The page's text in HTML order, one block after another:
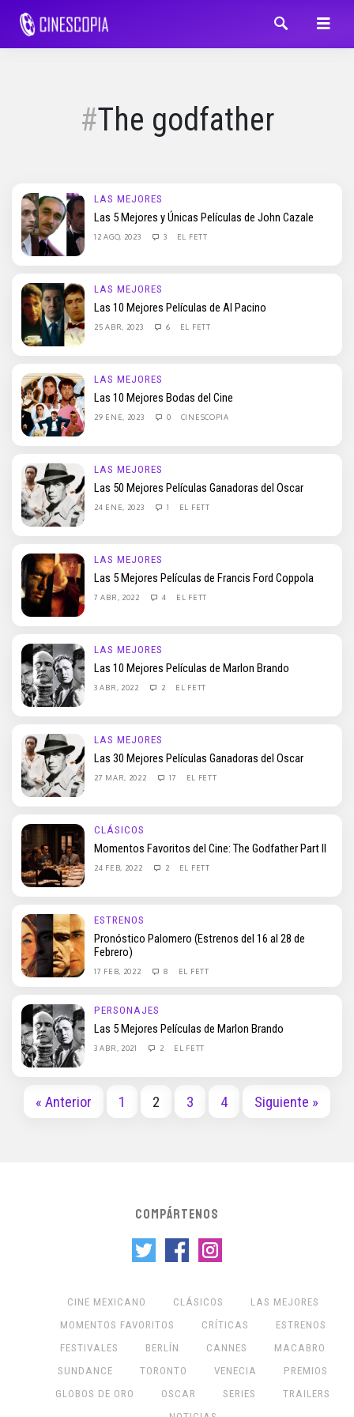
The godfather
LAS MEJORES
Las 5 Mejores y Únicas Películas de John Cazale
12 AGO, 2023 3 EL FETT
LAS MEJORES
Las 10 Mejores Películas de Al Pacino
25 ABR, 2023 6 EL FETT
LAS MEJORES
Las 10 Mejores Bodas del Cine
29 ENE, 2023 0 CINESCOPIA
LAS MEJORES
Las 50 Mejores Películas Ganadoras del Oscar
24 ENE, 2023 1 EL FETT
LAS MEJORES
Las 5 Mejores Películas de Francis Ford Coppola
7 ABR, 2022 4 EL FETT
LAS MEJORES
Las 10 Mejores Películas de Marlon Brando
3 ABR, 2022 2 EL FETT
LAS MEJORES
Las 30 Mejores Películas Ganadoras del Oscar
27 MAR, 2022 17 EL FETT
CLÁSICOS
Momentos Favoritos del Cine: The Godfather Part II
24 FEB, 2022 2 EL FETT
ESTRENOS
Pronóstico Palomero (Estrenos del 16 al 28 de
Febrero)
17 FEB, 2022 8 EL FETT
PERSONAJES
Las 5 Mejores Películas de Marlon Brando
3 ABR, 2021 2 EL FETT
« Anterior 1 2 3 4 Siguiente »
COMPÁRTENOS
CINE MEXICANO CLÁSICOS
LAS MEJORES
MOMENTOS FAVORITOS
CRÍTICAS
ESTRENOS
FESTIVALES
BERLÍN CANNES
MACABRO
SUNDANCE
TORONTO VENECIA
PREMIOS
GLOBOS DE ORO
OSCAR SERIES
TRAILERS